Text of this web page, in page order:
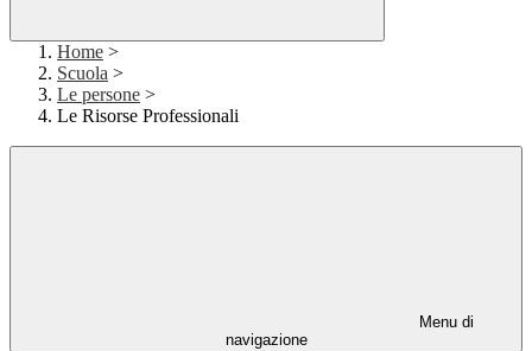
Home >
Scuola >
Le persone >
Le Risorse Professionali
Menu di
navigazione